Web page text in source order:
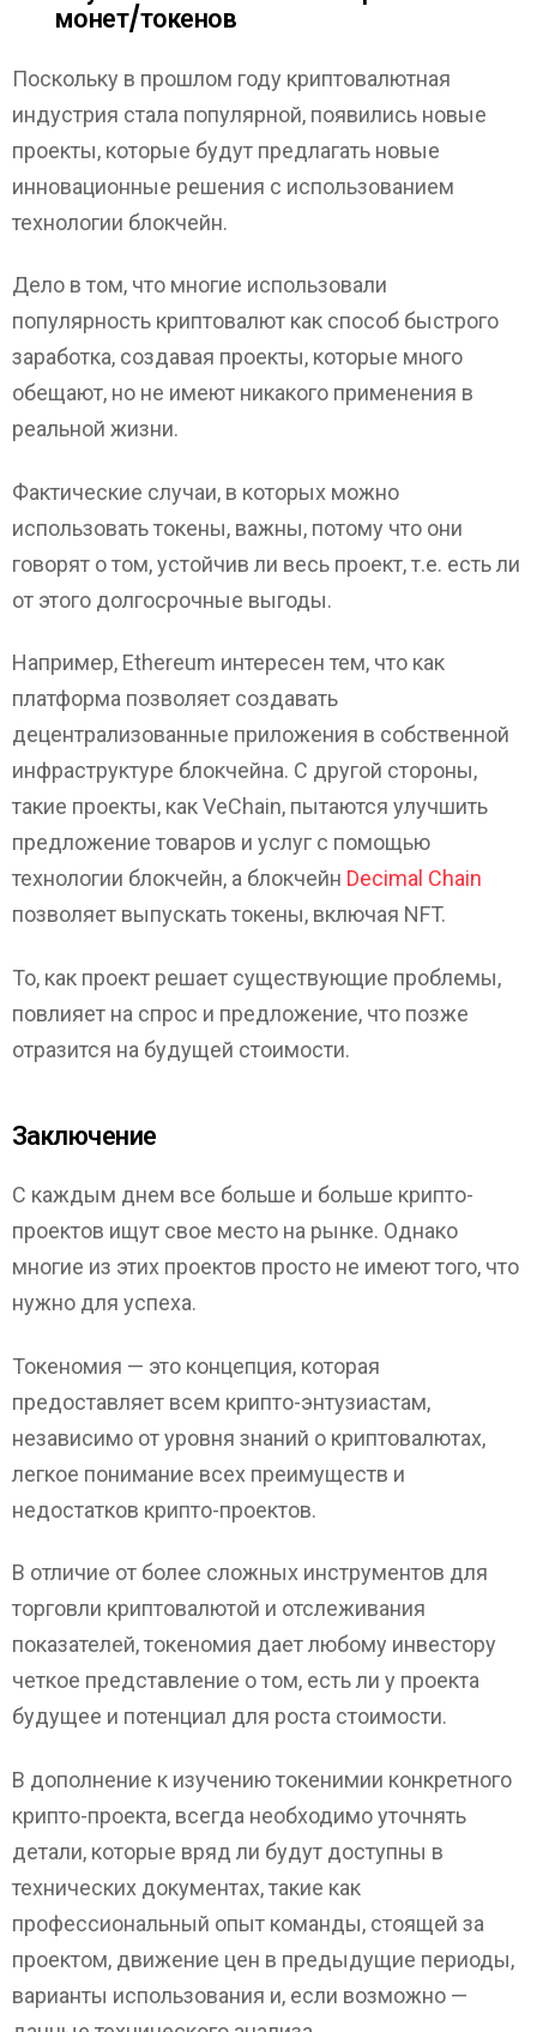
монет/токенов
Поскольку в прошлом году криптовалютная
индустрия стала популярной, появились новые
проекты, которые будут предлагать новые
инновационные решения с использованием
технологии блокчейн.
Дело в том, что многие использовали
популярность криптовалют как способ быстрого
заработка, создавая проекты, которые много
обещают, но не имеют никакого применения в
реальной жизни.
Фактические случаи, в которых можно
использовать токены, важны, потому что они
говорят о том, устойчив ли весь проект, т.е. есть ли
от этого долгосрочные выгоды.
Например, Ethereum интересен тем, что как
платформа позволяет создавать
децентрализованные приложения в собственной
инфраструктуре блокчейна. С другой стороны,
такие проекты, как VeChain, пытаются улучшить
предложение товаров и услуг с помощью
технологии блокчейн, а блокчейн Decimal Chain
позволяет выпускать токены, включая NFT.
То, как проект решает существующие проблемы,
повлияет на спрос и предложение, что позже
отразится на будущей стоимости.
Заключение
С каждым днем ​​все больше и больше крипто-
проектов ищут свое место на рынке. Однако
многие из этих проектов просто не имеют того, что
нужно для успеха.
Токеномия — это концепция, которая
предоставляет всем крипто-энтузиастам,
независимо от уровня знаний о криптовалютах,
легкое понимание всех преимуществ и
недостатков крипто-проектов.
В отличие от более сложных инструментов для
торговли криптовалютой и отслеживания
показателей, токеномия дает любому инвестору
четкое представление о том, есть ли у проекта
будущее и потенциал для роста стоимости.
В дополнение к изучению токенимии конкретного
крипто-проекта, всегда необходимо уточнять
детали, которые вряд ли будут доступны в
технических документах, такие как
профессиональный опыт команды, стоящей за
проектом, движение цен в предыдущие периоды,
варианты использования и, если возможно —